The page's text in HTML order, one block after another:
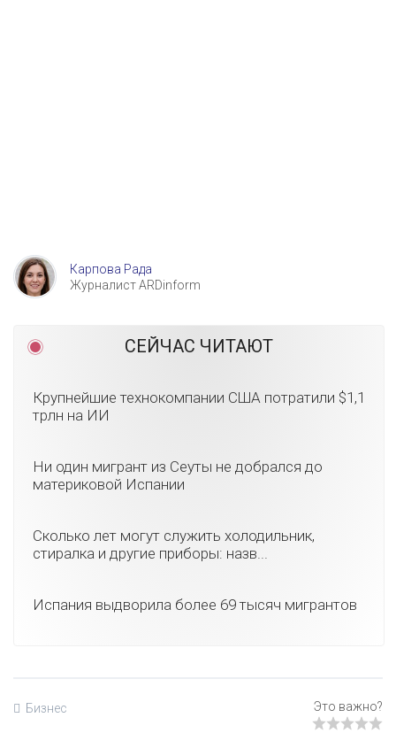
Карпова Рада
Журналист ARDinform
СЕЙЧАС ЧИТАЮТ
Крупнейшие технокомпании США потратили $1,1
трлн на ИИ
Ни один мигрант из Сеуты не добрался до
материковой Испании
Сколько лет могут служить холодильник,
стиралка и другие приборы: назв...
Испания выдворила более 69 тысяч мигрантов
Бизнес